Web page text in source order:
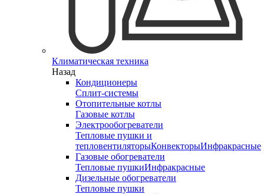
Климатическая техника
Назад
Кондиционеры
Сплит-системы
Отопительные котлы
Газовые котлы
Электрообогреватели
Тепловые пушки и
тепловентиляторыКонвекторыИнфракрасные
Газовые обогреватели
Тепловые пушкиИнфракрасные
Дизельные обогреватели
Тепловые пушки